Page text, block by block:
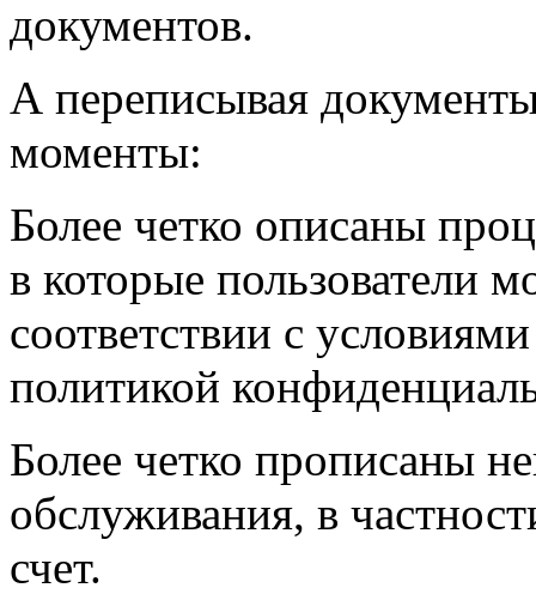
документов.
А переписывая
моменты:
Более четко описаны
в которые пользователи
соответствии с
политикой
Более четко прописаны
обслуживания, в
счет.